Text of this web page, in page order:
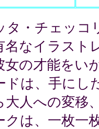
タ・チェッコ
名なイラスト
女の才能をい
ドは、手にし
大人への変移
クは、一枚一